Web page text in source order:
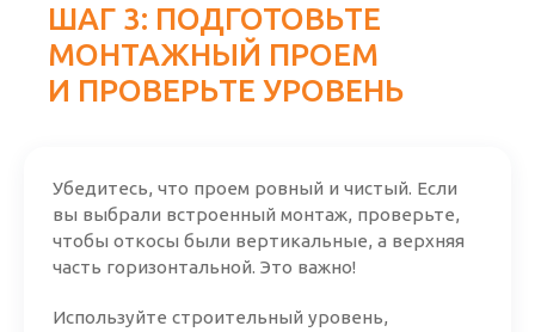
ШАГ 3: ПОДГОТОВЬТЕ
МОНТАЖНЫЙ ПРОЕМ
И ПРОВЕРЬТЕ УРОВЕНЬ
Убедитесь, что проем ровный и чистый. Если
вы выбрали встроенный монтаж, проверьте,
чтобы откосы были вертикальные, а верхняя
часть горизонтальной. Это важно!
Используйте строительный уровень,